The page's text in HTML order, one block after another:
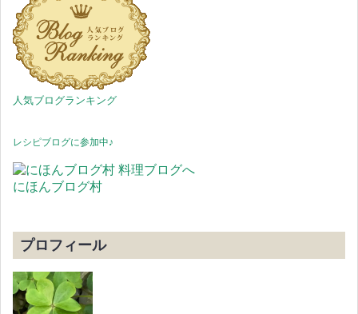
人気ブログランキング
レシピブログに参加中♪
にほんブログ村
プロフィール